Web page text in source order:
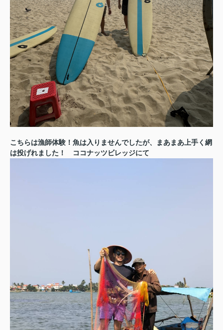
こちらは漁師体験！魚は入りませんでしたが、まあまあ上手く網
は投げれました！ ココナッツビレッジにて